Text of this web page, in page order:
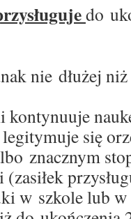
do
nie dłużej
kontynuuje
się
znacznym
(zasiłek
w szkole lub